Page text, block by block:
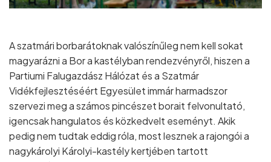
A szatmári borbarátoknak valószínűleg nem kell sokat
magyarázni a Bor a kastélyban rendezvényről, hiszen a
Partiumi Falugazdász Hálózat és a Szatmár
Vidékfejlesztéséért Egyesület immár harmadszor
szervezi meg a számos pincészet borait felvonultató,
igencsak hangulatos és közkedvelt eseményt. Akik
pedig nem tudtak eddig róla, most lesznek a rajongói a
nagykárolyi Károlyi-kastély kertjében tartott